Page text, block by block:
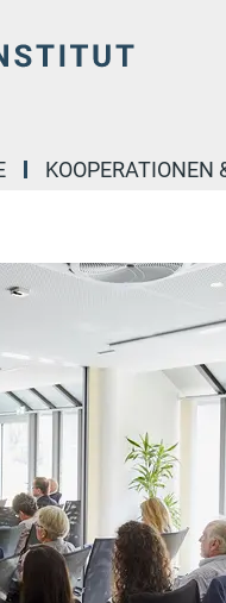
KOOPERATIONEN